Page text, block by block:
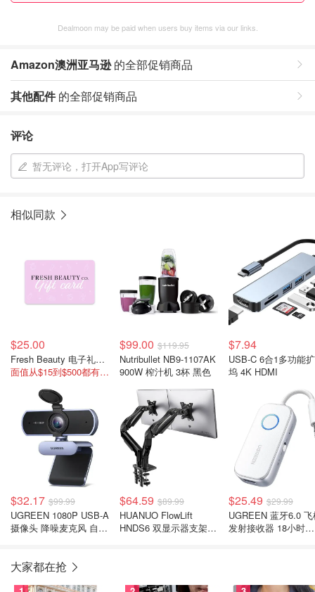
Dealmoon may be paid when users buy items via our links.
Amazon澳洲亚马逊的全部促销商品
其他配件的全部促销商品
评论
暂无评论，打开App写评论
相似同款
$25.00
Fresh Beauty 电子礼品卡
面值从$15到$500都有，送礼好选择！
$99.00 $119.95
Nutribullet NB9-1107AK
900W 榨汁机 3杯 黑色
$7.94
USB-C 6合1多功能
坞 4K HDMI
$32.17 $99.99
UGREEN 1080P USB-A
摄像头 降噪麦克风 自动
$64.59 $89.99
HUANUO FlowLift
HNDS6 双显示器支架
$25.49 $29.99
UGREEN 蓝牙6.0
发射接收器 18小时
大家都在抢